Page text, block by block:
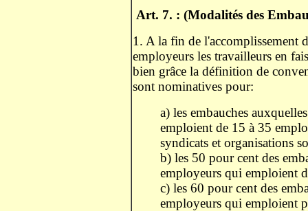
Art. 7. : (Modalités des
1. A la fin de l'accomplissement
employeurs les travailleurs en
bien grâce la définition de
sont nominatives pour:
a) les embauches
emploient de 15 à 35
syndicats et organisations
b) les 50 pour cent des
employeurs qui emploient
c) les 60 pour cent des
employeurs qui emploient